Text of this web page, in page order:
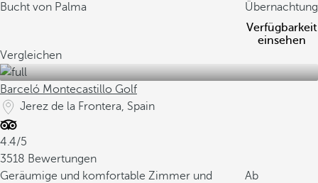
Bucht von Palma
Übernachtung
Verfügbarkeit
einsehen
Vergleichen
Barceló Montecastillo Golf
Jerez de la Frontera, Spain
4.4/5
3518 Bewertungen
Geräumige und komfortable Zimmer und
Ab